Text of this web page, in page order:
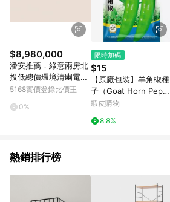
$8,980,000
潘安推薦．綠意兩房北
投低總價環境清幽電梯
美宅｜台北市北投區溫
5168實價登錄比價王
0%
限時加碼
$15
【原廠包裝】羊角椒種
子（Goat Horn Pepp
er） 香辣夠味 肉厚果
盆栽 產量高 耐熱好種
蝦皮購物
8.8%
熱銷排行榜